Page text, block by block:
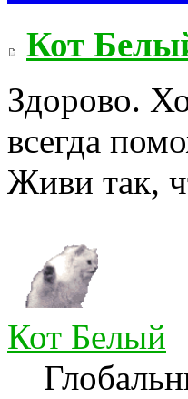
Кот
Здорово.
всегда
Живи так,
Кот Белый